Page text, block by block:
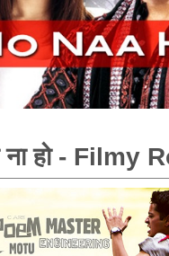
हो - Filmy